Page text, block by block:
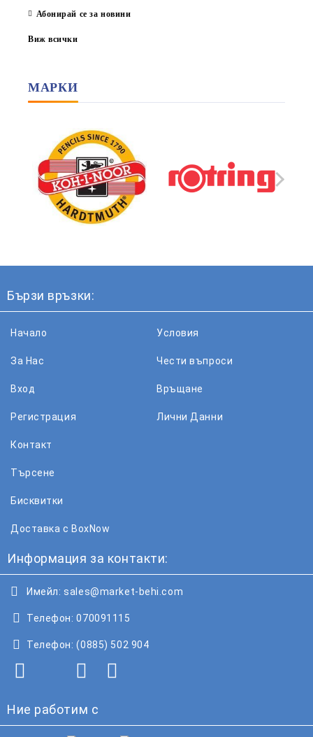
Абонирай се за новини
Виж всички
МАРКИ
Бързи връзки:
Начало
За Нас
Вход
Регистрация
Условия
Чести въпроси
Връщане
Лични Данни
Контакт
Търсене
Бисквитки
Доставка с BoxNow
Информация за контакти:
Имейл: sales@market-behi.com
Телефон: 070091115
Телефон: (0885) 502 904
Ние работим с